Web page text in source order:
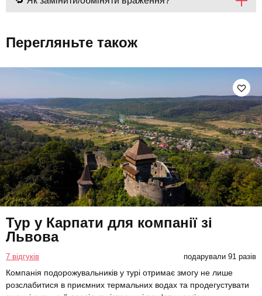
Перегляньте також
Тур у Карпати для компанії зі
Львова
7 відгуків подарували 91 разів
Компанія подорожувальників у турі отримає змогу не лише
розслабитися в приємних термальних водах та продегустувати